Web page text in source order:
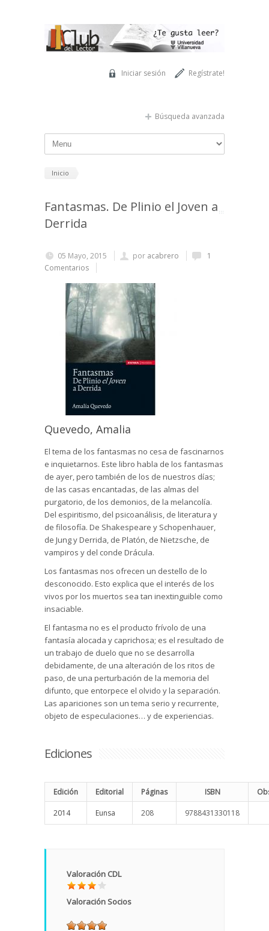
Regístrate!
Iniciar sesión
Búsqueda avanzada
Inicio
Fantasmas. De Plinio el Joven a
Derrida
05 Mayo, 2015 por acabrero
1
Comentarios
Quevedo, Amalia
El tema de los fantasmas no cesa de fascinarnos
e inquietarnos. Este libro habla de los fantasmas
de ayer, pero también de los de nuestros días;
de las casas encantadas, de las almas del
purgatorio, de los demonios, de la melancolía.
Del espiritismo, del psicoanálisis, de literatura y
de filosofía. De Shakespeare y Schopenhauer,
de Jung y Derrida, de Platón, de Nietzsche, de
vampiros y del conde Drácula.
Los fantasmas nos ofrecen un destello de lo
desconocido. Esto explica que el interés de los
vivos por los muertos sea tan inextinguible como
insaciable.
El fantasma no es el producto frívolo de una
fantasía alocada y caprichosa; es el resultado de
un trabajo de duelo que no se desarrolla
debidamente, de una alteración de los ritos de
paso, de una perturbación de la memoria del
difunto, que entorpece el olvido y la separación.
Las apariciones son un tema serio y recurrente,
objeto de especulaciones… y de experiencias.
Ediciones
Edición Editorial Páginas ISBN
2014 Eunsa 208 9788431330118
Valoración CDL
Valoración Socios